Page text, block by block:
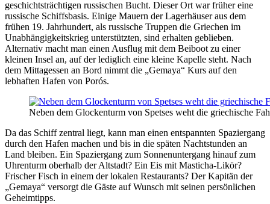
geschichtsträchtigen russischen Bucht. Dieser Ort war früher eine
russische Schiffsbasis. Einige Mauern der Lagerhäuser aus dem
frühen 19. Jahrhundert, als russische Truppen die Griechen im
Unabhängigkeitskrieg unterstützten, sind erhalten geblieben.
Alternativ macht man einen Ausflug mit dem Beiboot zu einer
kleinen Insel an, auf der lediglich eine kleine Kapelle steht. Nach
dem Mittagessen an Bord nimmt die „Gemaya“ Kurs auf den
lebhaften Hafen von Porós.
Neben dem Glockenturm von Spetses weht die griechische
Da das Schiff zentral liegt, kann man einen entspannten Spaziergang
durch den Hafen machen und bis in die späten Nachtstunden an
Land bleiben. Ein Spaziergang zum Sonnenuntergang hinauf zum
Uhrenturm oberhalb der Altstadt? Ein Eis mit Masticha-Likör?
Frischer Fisch in einem der lokalen Restaurants? Der Kapitän der
„Gemaya“ versorgt die Gäste auf Wunsch mit seinen persönlichen
Geheimtipps.